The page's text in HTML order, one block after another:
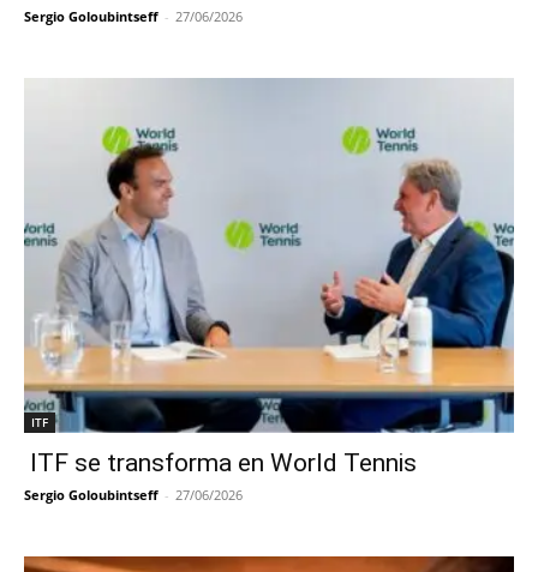
Sergio Goloubintseff - 27/06/2026
ITF
ITF se transforma en World Tennis
Sergio Goloubintseff - 27/06/2026